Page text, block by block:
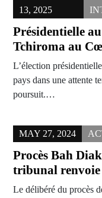
13, 2025
Présidentielle
Tchiroma au
L’élection
pays dans une attente
poursuit.…
MAY 27, 2024
Procès Bah
tribunal renvoie
Le délibéré du procès